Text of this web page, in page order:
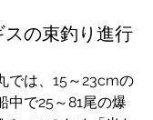
の束釣り進行
では、15～23cmの
中で25～81尾の爆